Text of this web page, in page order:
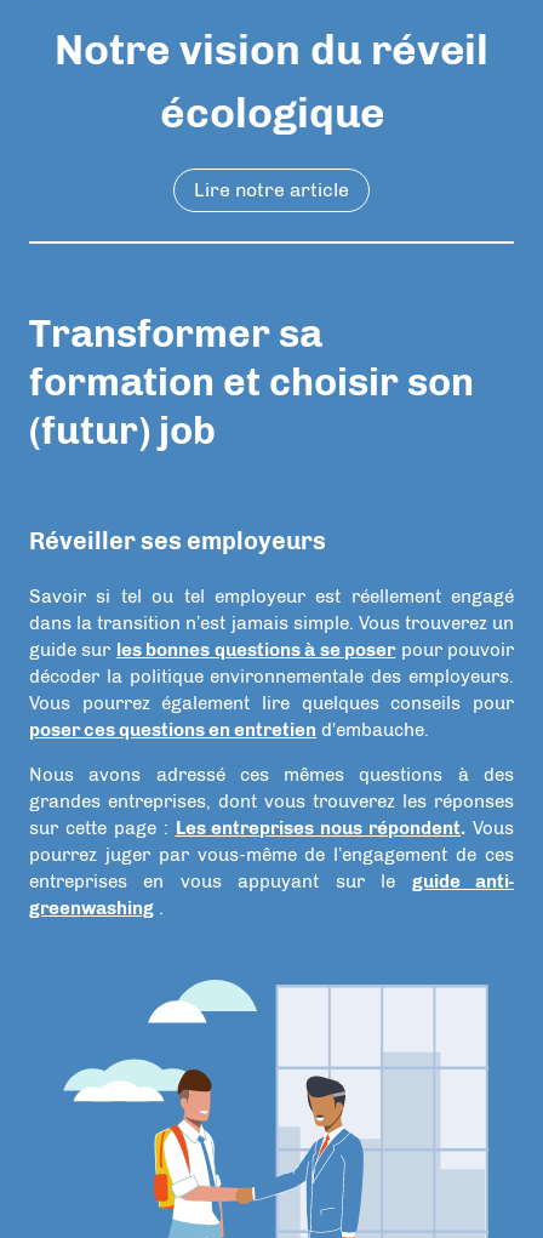
Notre vision du réveil
écologique
Lire notre article
Transformer sa
formation et choisir son
(futur) job
Réveiller ses employeurs
Savoir si tel ou tel employeur est réellement engagé
dans la transition n’est jamais simple. Vous trouverez un
guide sur les bonnes questions à se poserpour pouvoir
décoder la politique environnementale des employeurs.
Vous pourrez également lire quelques conseils pour
poser ces questions en entretien d'embauche.
Nous avons adressé ces mêmes questions à des
grandes entreprises, dont vous trouverez les réponses
sur cette page : Les entreprises nous répondent. Vous
pourrez juger par vous-même de l’engagement de ces
entreprises en vous appuyant sur le guide anti-
greenwashing .